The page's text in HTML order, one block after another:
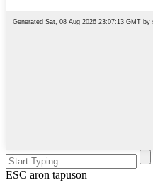
ESC aron tapuson